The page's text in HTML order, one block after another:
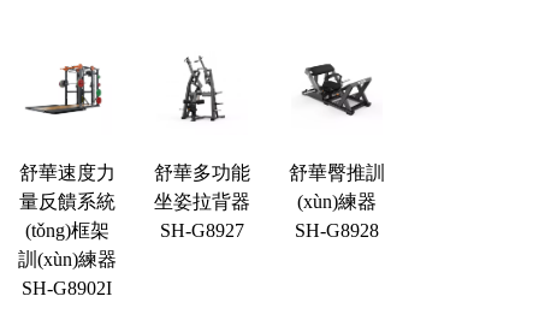
舒華速度力
量反饋系統
(tǒng)框架
訓(xùn)練器
SH-G8902I
舒華多功能
坐姿拉背器
SH-G8927
舒華臀推訓
(xùn)練器
SH-G8928